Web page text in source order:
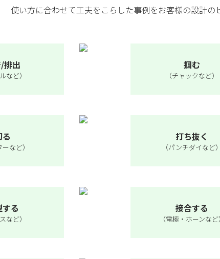
使い方に合わせて工夫をこらした事例をお客様の設計の
排出
など）
掴む
（チャックなど）
ーなど）
打ち抜く
（パンチダイなど）
る
など）
接合する
（電極・ホーンなど）